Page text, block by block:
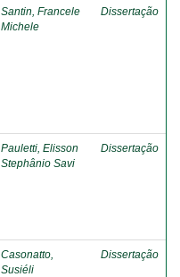
Santin, Francele
Michele
Dissertação
Pauletti, Elisson
Stephânio Savi
Dissertação
Casonatto,
Susiéli
Dissertação